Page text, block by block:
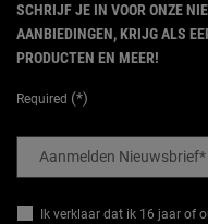
SCHRIJF JE IN VOOR ONZE
AANBIEDINGEN, KRIJG ALS
PRODUCTEN EN MEER!
Required (*)
Aanmelden Nieuwsbrief*
Ik verklaar dat ik 16 jaar of